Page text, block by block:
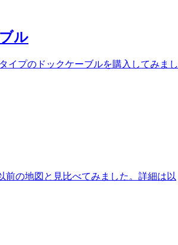
ル
イプのドックケーブルを購入してみまし
前の地図と見比べてみました。詳細は以